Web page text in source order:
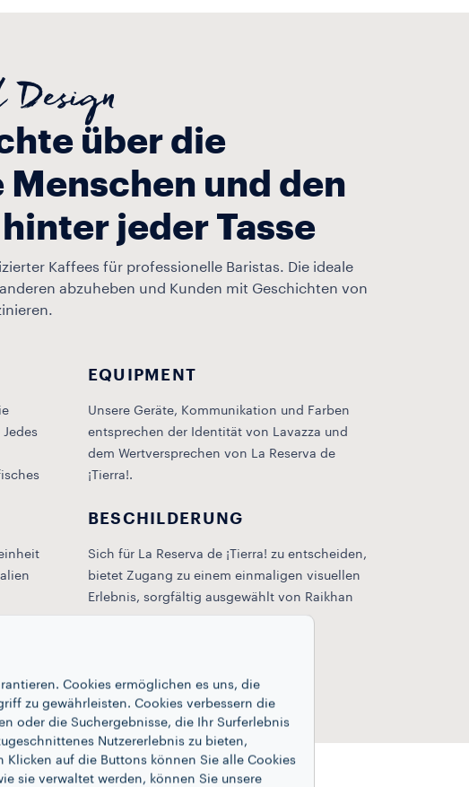
Design
über die
und den
jeder Tasse
Kaffees für professionelle Baristas. Die ideale
abzuheben und Kunden mit Geschichten von
EQUIPMENT
Unsere Geräte, Kommunikation und Farben
entsprechen der Identität von Lavazza und
dem Wertversprechen von La Reserva de
¡Tierra!.
BESCHILDERUNG
Sich für La Reserva de ¡Tierra! zu entscheiden,
bietet Zugang zu einem einmaligen visuellen
Erlebnis, sorgfältig ausgewählt von Raikhan
Cookies ermöglichen es uns, die
zu gewährleisten. Cookies verbessern die
oder die Suchergebnisse, die Ihr Surferlebnis
Nutzererlebnis zu bieten,
Klicken auf die Buttons können Sie alle Cookies
sie verwaltet werden, können Sie unsere